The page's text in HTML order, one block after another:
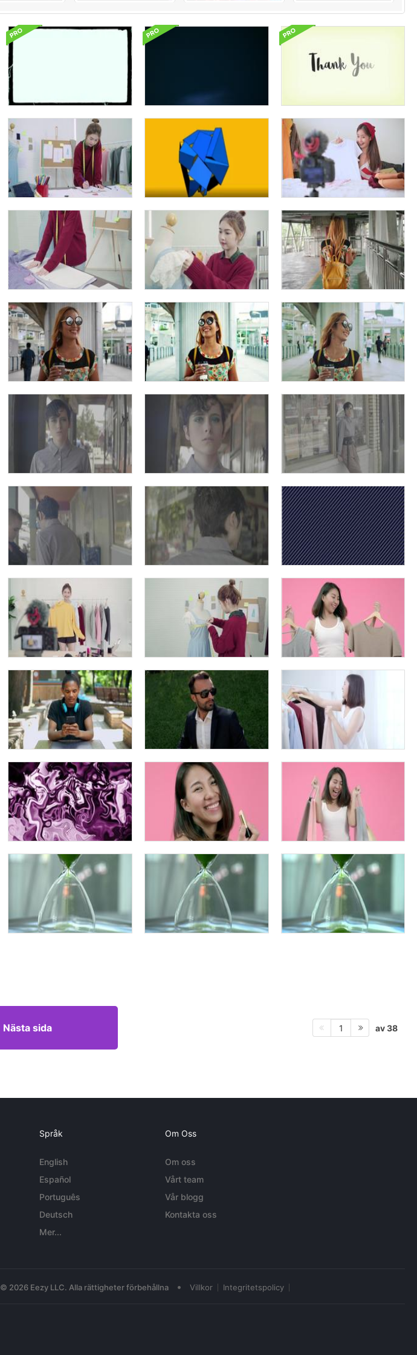
Nästa sida 1 av 38
Språk
English
Español
Português
Deutsch
Mer...
Om Oss
Om oss
Vårt team
Vår blogg
Kontakta oss
© 2026 Eezy LLC. Alla rättigheter förbehållna • Villkor Integritetspolicy